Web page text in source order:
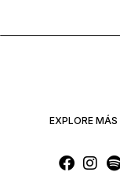
EXPLORE MÁS